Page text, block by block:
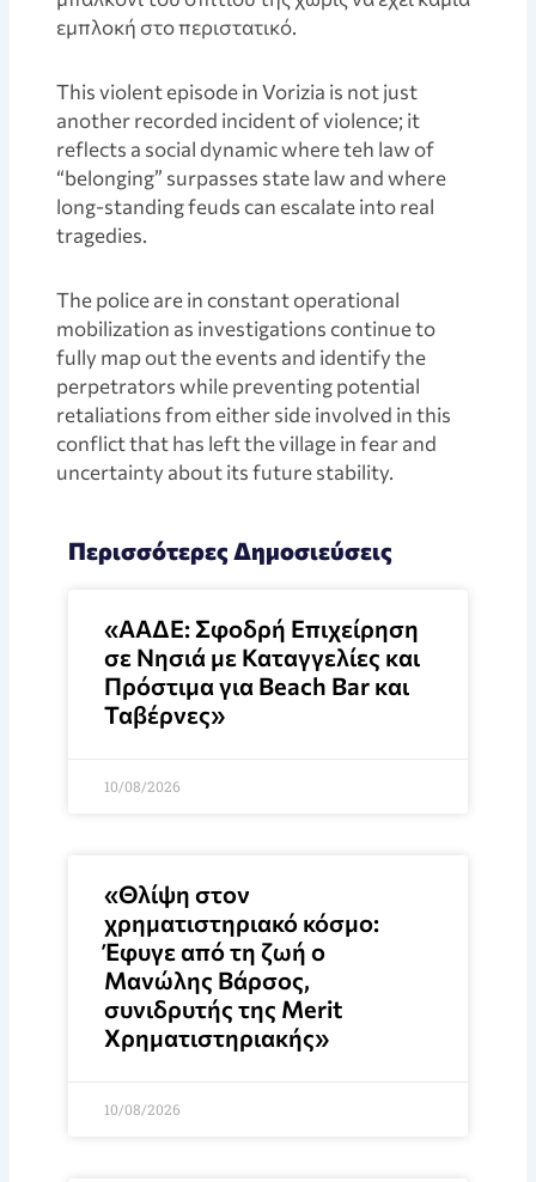
εμπλοκή στο περιστατικό.
This violent episode in Vorizia is not just
another recorded incident of violence; it
reflects a social dynamic where teh law of
“belonging” surpasses state law and where
long-standing feuds can escalate into real
tragedies.
The police are in constant operational
mobilization as investigations continue to
fully map out the events and identify the
perpetrators while preventing potential
retaliations from either side involved in this
conflict that has left the village in fear and
uncertainty about its future stability.
Περισσότερες Δημοσιεύσεις
«ΑΑΔΕ: Σφοδρή Επιχείρηση
σε Νησιά με Καταγγελίες και
Πρόστιμα για Beach Bar και
Ταβέρνες»
10/08/2026
«Θλίψη στον
χρηματιστηριακό κόσμο:
Έφυγε από τη ζωή ο
Μανώλης Βάρσος,
συνιδρυτής της Merit
Χρηματιστηριακής»
10/08/2026